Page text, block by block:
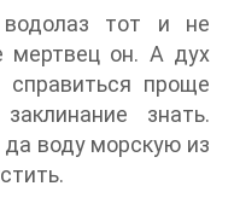
тот и не
мертвец он. А дух
проще
знать.
да воду морскую из